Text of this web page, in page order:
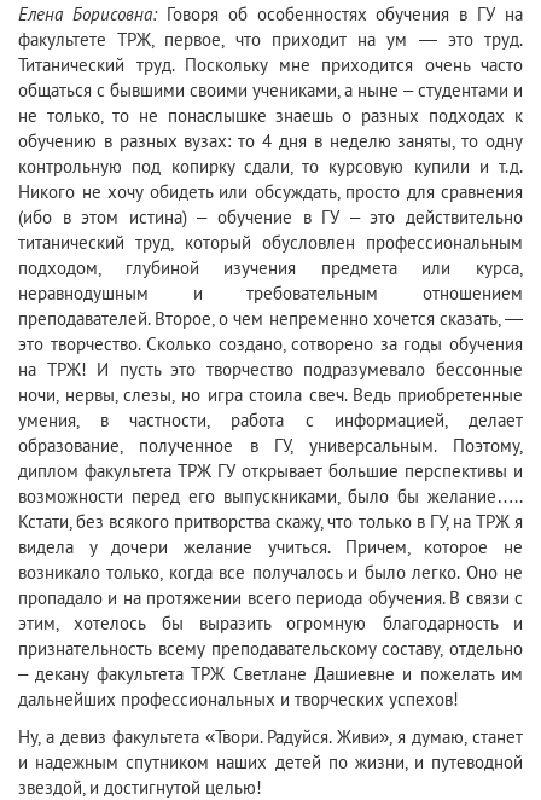
Елена Борисовна:Говоря об особенностях обучения в ГУ на
факультете ТРЖ, первое, что приходит на ум — это труд.
Титанический труд. Поскольку мне приходится очень часто
общаться с бывшими своими учениками, а ныне – студентами и
не только, то не понаслышке знаешь о разных подходах к
обучению в разных вузах: то 4 дня в неделю заняты, то одну
контрольную под копирку сдали, то курсовую купили и т.д.
Никого не хочу обидеть или обсуждать, просто для сравнения
(ибо в этом истина) – обучение в ГУ – это действительно
титанический труд, который обусловлен профессиональным
подходом, глубиной изучения предмета или курса,
неравнодушным и требовательным отношением
преподавателей. Второе, о чем непременно хочется сказать, —
это творчество. Сколько создано, сотворено за годы обучения
на ТРЖ! И пусть это творчество подразумевало бессонные
ночи, нервы, слезы, но игра стоила свеч. Ведь приобретенные
умения, в частности, работа с информацией, делает
образование, полученное в ГУ, универсальным. Поэтому,
диплом факультета ТРЖ ГУ открывает большие перспективы и
возможности перед его выпускниками, было бы желание…..
Кстати, без всякого притворства скажу, что только в ГУ, на ТРЖ я
видела у дочери желание учиться. Причем, которое не
возникало только, когда все получалось и было легко. Оно не
пропадало и на протяжении всего периода обучения. В связи с
этим, хотелось бы выразить огромную благодарность и
признательность всему преподавательскому составу, отдельно
– декану факультета ТРЖ Светлане Дашиевне и пожелать им
дальнейших профессиональных и творческих успехов!
Ну, а девиз факультета «Твори. Радуйся. Живи», я думаю, станет
и надежным спутником наших детей по жизни, и путеводной
звездой, и достигнутой целью!